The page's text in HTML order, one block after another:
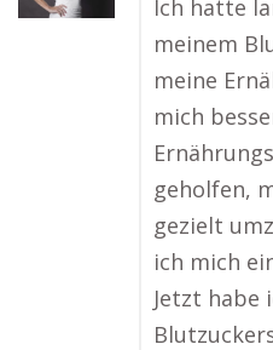
Ich hatte
meinem
meine
mich
geholfen,
gezielt
ich mich
Jetzt habe